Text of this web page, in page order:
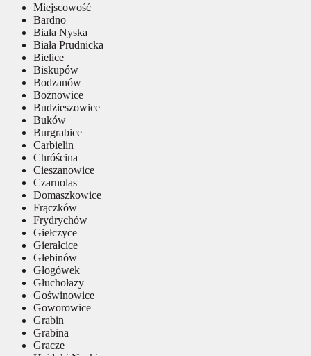
Miejscowość
Bardno
Biała Nyska
Biała Prudnicka
Bielice
Biskupów
Bodzanów
Bożnowice
Budzieszowice
Buków
Burgrabice
Carbielin
Chróścina
Cieszanowice
Czarnolas
Domaszkowice
Frączków
Frydrychów
Giełczyce
Gierałcice
Głebinów
Głogówek
Głuchołazy
Goświnowice
Goworowice
Grabin
Grabina
Gracze